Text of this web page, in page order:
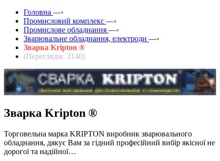
Головна —›
Промисловий комплекс —›
Промислове обладнання —›
Зварювальне обладнання, електроди —›
Зварка Kripton ®
(Переглядів: 3140)
Зварка Kripton ®
Торговельна марка KRIPTON виробник зварювального
обладнання, дякує Вам за гідний професійний вибір якісної не
дорогої та надійної…